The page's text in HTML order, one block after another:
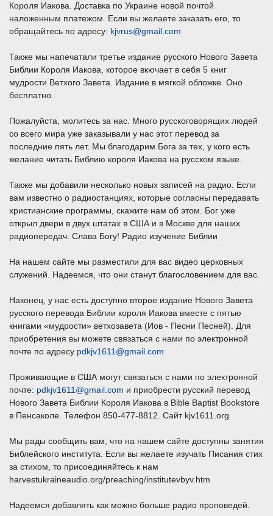
Короля Иакова. Доставка по Украине новой почтой
наложенным платежом. Если вы желаете заказать его, то
обращайтесь по адресу: kjvrus@gmail.com
Также мы напечатали третье издание русского Нового Завета
Библии Короля Иакова, которое вкючает в себя 5 книг
мудрости Ветхого Завета. Издание в мягкой обложке. Оно
бесплатно.
Пожалуйста, молитесь за нас. Много русскоговорящих людей
со всего мира уже заказывали у нас этот перевод за
последние пять лет. Мы благодарим Бога за тех, у кого есть
желание читать Библию короля Иакова на русском языке.
Также мы добавили несколько новых записей на радио. Если
вам известно о радиостанциях, которые согласны передавать
христианские программы, скажите нам об этом. Бог уже
открыл двери в двух штатах в США и в Москве для наших
радиопередач. Слава Богу! Радио изучение Библии
На нашем сайте мы разместили для вас видео церковных
служений. Надеемся, что они станут благословением для вас.
Наконец, у нас есть доступно второе издание Нового Завета
русского перевода Библии короля Иакова вместе с пятью
книгами «мудрости» ветхозавета (Иов - Песни Песней). Для
приобретения вы можете связаться с нами по электронной
почте по адресу pdkjv1611@gmail.com
Проживающие в США могут связаться с нами по электронной
почте: pdkjv1611@gmail.com и приобрести русский перевод
Нового Завета Библии Короля Иакова в Bible Baptist Bookstore
в Пенсаколе. Телефон 850-477-8812. Сайт kjv1611.org
Мы рады сообщить вам, что на нашем сайте доступны занятия
Библейского института. Если вы желаете изучать Писания стих
за стихом, то присоединяйтесь к нам
harvestukraineaudio.org/preaching/institutevbyv.htm
Надеемся добавлять как можно больше радио проповедей.